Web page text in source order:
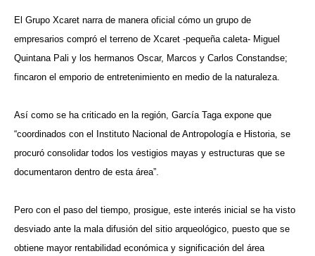
El Grupo Xcaret narra de manera oficial cómo un grupo de
empresarios compró el terreno de Xcaret -pequeña caleta- Miguel
Quintana Pali y los hermanos Oscar, Marcos y Carlos Constandse;
fincaron el emporio de entretenimiento en medio de la naturaleza.
Así como se ha criticado en la región, García Taga expone que
“coordinados con el Instituto Nacional de Antropología e Historia, se
procuró consolidar todos los vestigios mayas y estructuras que se
documentaron dentro de esta área”.
Pero con el paso del tiempo, prosigue, este interés inicial se ha visto
desviado ante la mala difusión del sitio arqueológico, puesto que se
obtiene mayor rentabilidad económica y significación del área